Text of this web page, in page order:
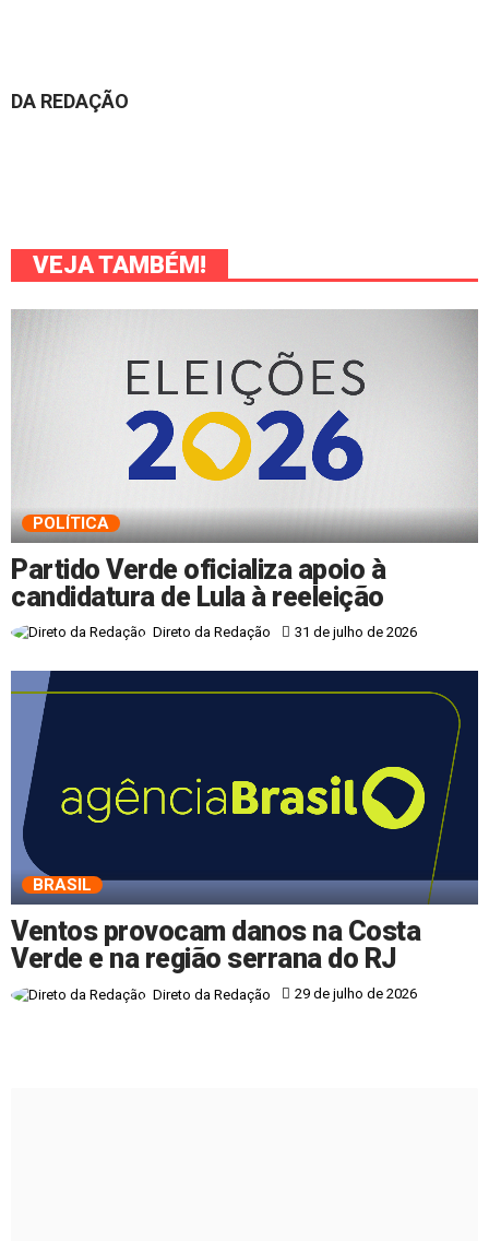
DA REDAÇÃO
VEJA TAMBÉM!
POLÍTICA
Partido Verde oficializa apoio à
candidatura de Lula à reeleição
Direto da Redação 31 de julho de 2026
BRASIL
Ventos provocam danos na Costa
Verde e na região serrana do RJ
Direto da Redação 29 de julho de 2026